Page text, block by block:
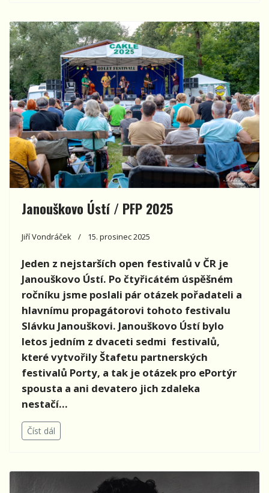
Janouškovo Ústí / PFP 2025
Jiří Vondráček 15. prosinec 2025
Jeden z nejstarších open festivalů v ČR je
Janouškovo Ústí. Po čtyřicátém úspěšném
ročníku jsme poslali pár otázek pořadateli a
hlavnímu propagátorovi tohoto festivalu
Slávku Janouškovi. Janouškovo Ústí bylo
letos jedním z dvaceti sedmi festivalů,
které vytvořily Štafetu partnerských
festivalů Porty, a tak je otázek pro ePortýr
spousta a ani devatero jich zdaleka
nestačí…
Číst dál